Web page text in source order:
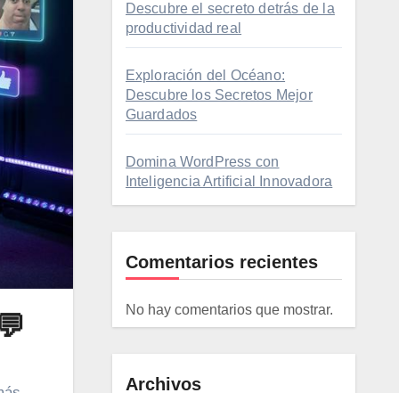
Descubre el secreto detrás de la
productividad real
Exploración del Océano:
Descubre los Secretos Mejor
Guardados
Domina WordPress con
Inteligencia Artificial Innovadora
Comentarios recientes
No hay comentarios que mostrar.
Archivos